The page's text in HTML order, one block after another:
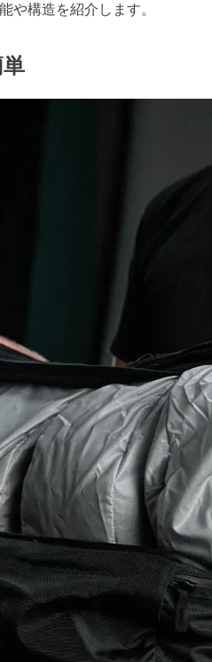
や構造を紹介します。